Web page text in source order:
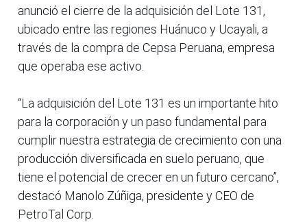
anunció el cierre de la adquisición del Lote 131,
ubicado entre las regiones Huánuco y Ucayali, a
través de la compra de Cepsa Peruana, empresa
que operaba ese activo.
“La adquisición del Lote 131 es un importante hito
para la corporación y un paso fundamental para
cumplir nuestra estrategia de crecimiento con una
producción diversificada en suelo peruano, que
tiene el potencial de crecer en un futuro cercano”,
destacó Manolo Zúñiga, presidente y CEO de
PetroTal Corp.